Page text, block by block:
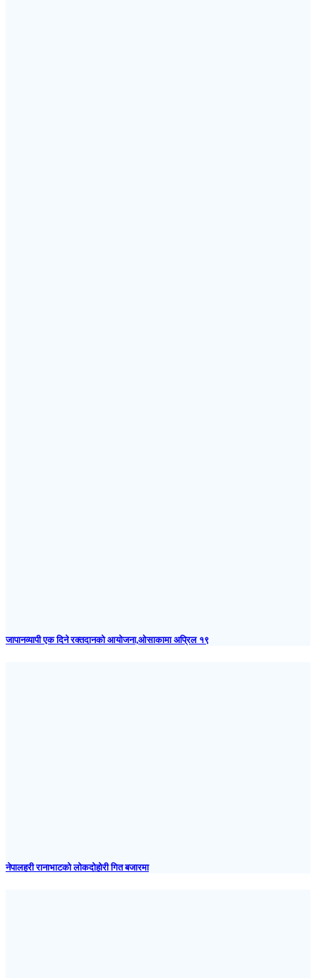
जापानव्यापी एक दिने रक्तदानको आयोजना,ओसाकामा अप्रिल १९
नेपालहरी रानाभाटको लोकदोहोरी गित बजारमा